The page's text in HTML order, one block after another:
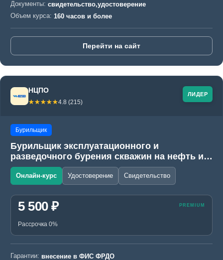
Документы: свидетельство,удостоверение
Объем курса: 160 часов и более
Перейти на сайт
ЛИДЕР
НЦПО
☆☆☆☆☆
★★★★★4.8 (215)
Бурильщик
Бурильщик эксплуатационного и
разведочного бурения скважин на нефть и
газ (ЭРБС)
Онлайн-курс Удостоверение Свидетельство
5 500 ₽
Рассрочка 0%
Гарантии: внесение в ФИС ФРДО